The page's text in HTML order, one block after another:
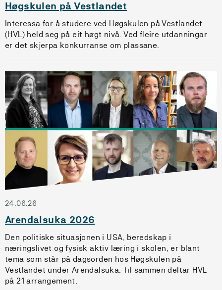
Høgskulen på Vestlandet
Interessa for å studere ved Høgskulen på Vestlandet
(HVL) held seg på eit høgt nivå. Ved fleire utdanningar
er det skjerpa konkurranse om plassane.
24.06.26
Arendalsuka 2026
Den politiske situasjonen i USA, beredskap i
næringslivet og fysisk aktiv læring i skolen, er blant
tema som står på dagsorden hos Høgskulen på
Vestlandet under Arendalsuka. Til sammen deltar HVL
på 21 arrangement.